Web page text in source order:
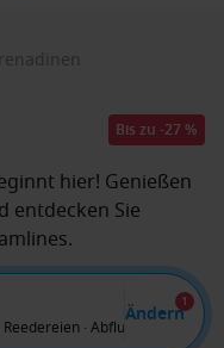
Bis zu -27 %
hier! Genießen
entdecken Sie
· Abflug von
Ändern
1